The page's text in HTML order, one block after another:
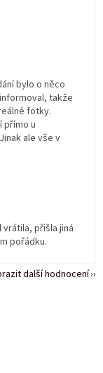
bylo o něco
takže
fotky.
přímo u
ale vše v
přišla jiná
pořádku.
další hodnocení